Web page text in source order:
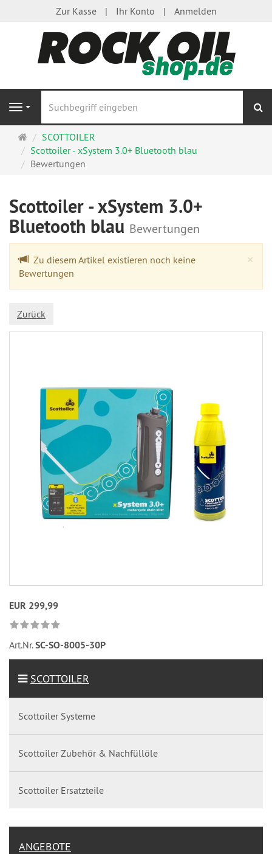
Zur Kasse Ihr Konto Anmelden
Navigation
Startseite
SCOTTOILER
Scottoiler - xSystem 3.0+ Bluetooth blau
Bewertungen
Scottoiler - xSystem 3.0+
Bluetooth blau Bewertungen
×
Zu diesem Artikel existieren noch keine
Bewertungen
Zurück
EUR 299,99
Art.Nr.SC-SO-8005-30P
SCOTTOILER
Scottoiler Systeme
Scottoiler Zubehör & Nachfüllöle
Scottoiler Ersatzteile
ANGEBOTE